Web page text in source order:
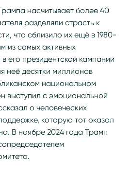
насчитывает более 40
разделяли страсть к
что сблизило их ещё в 1980-
из самых активных
его президентской кампании
неё десятки миллионов
национальном
выступил с эмоциональной
о человеческих
которую тот оказал
В ноябре 2024 года Трамп